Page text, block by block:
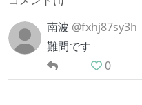
南波 @fxhj87sy3h
難問です
0